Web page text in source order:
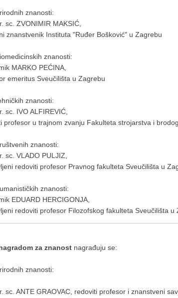
znanosti:
sc. ZVONIMIR MAKSIĆ,
znanstvenik Instituta "Ruđer Bošković" u Zagrebu
znanosti:
MARKO PEĆINA,
emeritus Sveučilišta u Zagrebu
znanosti:
sc. IVO ALFIREVIĆ,
profesor u trajnom zvanju Fakulteta strojarstva i
znanosti:
sc. VLADO PULJIZ,
redoviti profesor Pravnog fakulteta Sveučilišta u
znanosti:
EDUARD HERCIGONJA,
redoviti profesor Filozofskog fakulteta Sveučilišta u
za znanost nagrađuju se:
znanosti:
sc. ANTE GRAOVAC, redoviti profesor i znanstveni